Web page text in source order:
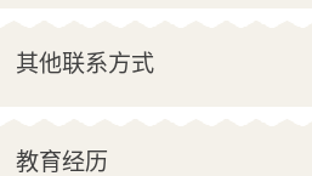
其他联系方式
教育经历